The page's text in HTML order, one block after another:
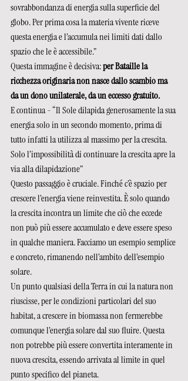
sovrabbondanza di energia sulla superficie del
globo. Per prima cosa la materia vivente riceve
questa energia e l’accumula nei limiti dati dallo
spazio che le è accessibile.”
Questa immagine è decisiva: per Bataille la
ricchezza originaria non nasce dallo scambio ma
da un dono unilaterale, da un eccesso gratuito.
E continua - “Il Sole dilapida generosamente la sua
energia solo in un secondo momento, prima di
tutto infatti la utilizza al massimo per la crescita.
Solo l’impossibilità di continuare la crescita apre la
via alla dilapidazione”
Questo passaggio è cruciale. Finché c’è spazio per
crescere l’energia viene reinvestita. È solo quando
la crescita incontra un limite che ciò che eccede
non può più essere accumulato e deve essere speso
in qualche maniera. Facciamo un esempio semplice
e concreto, rimanendo nell’ambito dell’esempio
solare.
Un punto qualsiasi della Terra in cui la natura non
riuscisse, per le condizioni particolari del suo
habitat, a crescere in biomassa non fermerebbe
comunque l’energia solare dal suo fluire. Questa
non potrebbe più essere convertita interamente in
nuova crescita, essendo arrivata al limite in quel
punto specifico del pianeta.